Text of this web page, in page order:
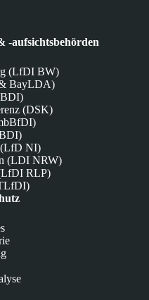
-aufsichtsbehörden
(LfDI BW)
BayLDA)
(DSK)
(LfD NI)
(LDI NRW)
RLP)